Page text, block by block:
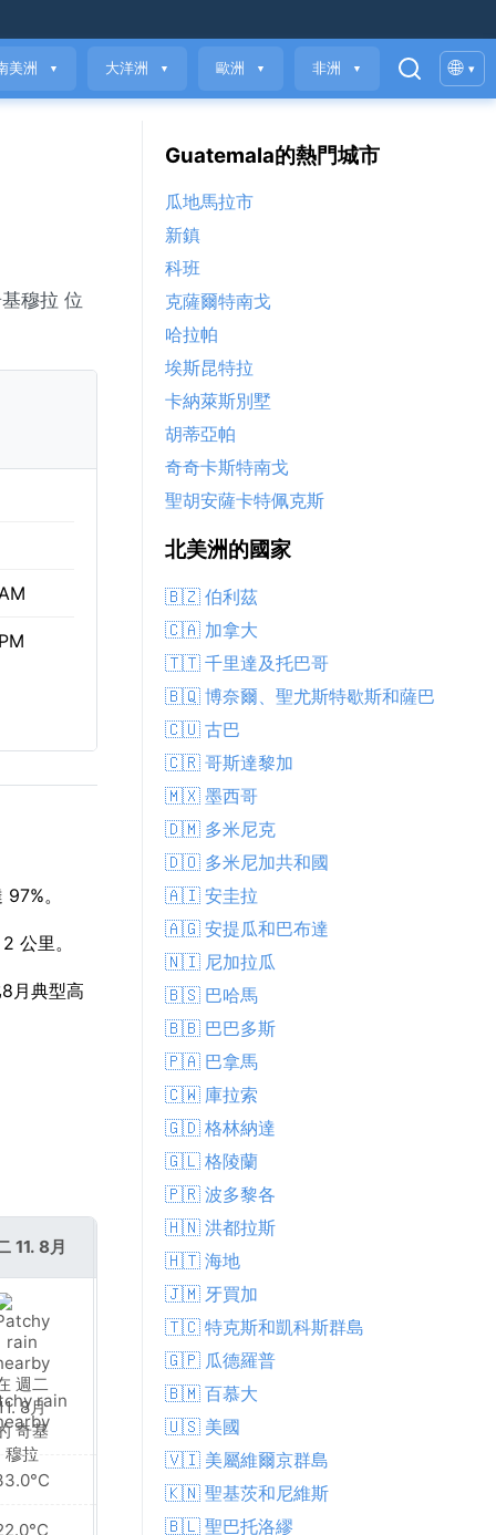
美洲 ▼ 大洋洲 ▼ 歐洲 ▼ 非洲 ▼ 🌐 ▾
穆拉 位
。
公里。
月典型高
11. 8月
rain
33.0°C
24.5°C
Guatemala的熱門城市
瓜地馬拉市
新鎮
科班
克薩爾特南戈
哈拉帕
埃斯昆特拉
卡納萊斯別墅
胡蒂亞帕
奇奇卡斯特南戈
聖胡安薩卡特佩克斯
北美洲的國家
🇧🇿 伯利茲
🇨🇦 加拿大
🇹🇹 千里達及托巴哥
🇧🇶 博奈爾、聖尤斯特歇斯和薩巴
🇨🇺 古巴
🇨🇷 哥斯達黎加
🇲🇽 墨西哥
🇩🇲 多米尼克
🇩🇴 多米尼加共和國
🇦🇮 安圭拉
🇦🇬 安提瓜和巴布達
🇳🇮 尼加拉瓜
🇧🇸 巴哈馬
🇧🇧 巴巴多斯
🇵🇦 巴拿馬
🇨🇼 庫拉索
🇬🇩 格林納達
🇬🇱 格陵蘭
🇵🇷 波多黎各
🇭🇳 洪都拉斯
🇭🇹 海地
🇯🇲 牙買加
🇹🇨 特克斯和凱科斯群島
🇬🇵 瓜德羅普
🇧🇲 百慕大
🇺🇸 美國
🇻🇮 美屬維爾京群島
🇰🇳 聖基茨和尼維斯
🇧🇱 聖巴托洛繆